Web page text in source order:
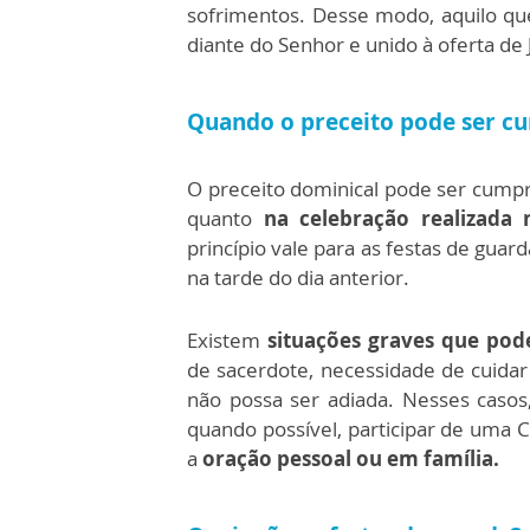
sofrimentos. Desse modo, aquilo
diante do Senhor e unido à oferta de
Quando o preceito pode ser
O preceito dominical pode ser
quanto na celebração
princípio vale para as festas de
na tarde do dia anterior.
Existemsituações graves que
de sacerdote, necessidade de
não possa ser adiada. Nesses
quando possível, participar de uma
a oração pessoal ou em família.